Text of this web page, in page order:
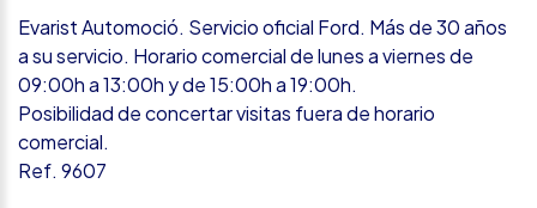
Evarist Automoció. Servicio oficial Ford. Más de 30 años
a su servicio. Horario comercial de lunes a viernes de
09:00h a 13:00h y de 15:00h a 19:00h.
Posibilidad de concertar visitas fuera de horario
comercial.
Ref. 9607